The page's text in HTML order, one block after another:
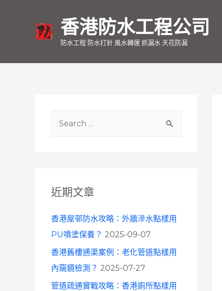
香港防水工程公司
防水工程 防水打針 風水轉運 抓漏水 天花防漏
h
近期文章
香港屋邨防水攻略：外牆滲水點樣用
PU噴塗保養？ 2025-09-07
香港舊樓通渠案例：老化管道點樣用
內窺鏡檢測？ 2025-07-27
管道疏通實戰攻略：香港廁所點樣用